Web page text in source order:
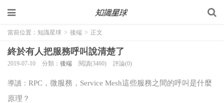
當前位置： 知識星球 > 後端 > 正文
終於有人把服務呼叫說清楚了
2019-07-10 分類： 後端 閱讀(3460) 評論(0)
導讀： RPC，微服務，Service Mesh這些服務之間的呼叫是什麼
原理？